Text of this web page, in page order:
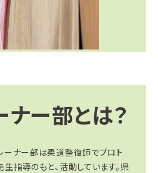
ナー部とは？
ーナー部は柔道整復師でプロト
指導のもと、活動しています。県